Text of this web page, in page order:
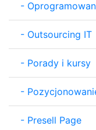
-
- Outsourcing IT
- Porady i kursy
-
- Presell Page